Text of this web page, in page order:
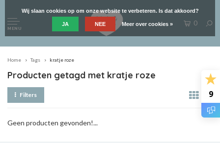
9
MENU
0
Home Tags kratje roze
Producten getagd met kratje roze
Filters
Geen producten gevonden!...
Wij slaan cookies op om onze website te verbeteren. Is dat akkoord?
JA NEE Meer over cookies »